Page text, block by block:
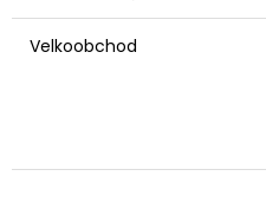
Velkoobchod